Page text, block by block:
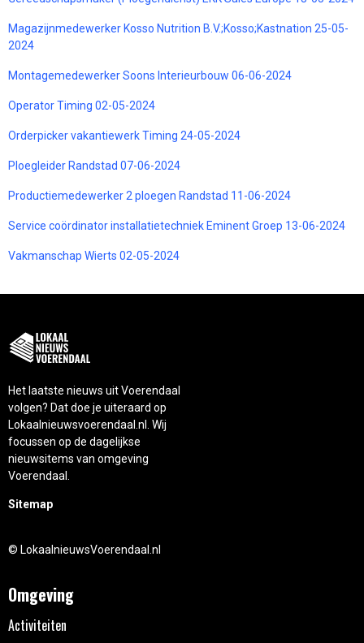
Magazijnmedewerker Kosso Nutrition B.V.;Kosso;Kastnation 25-05-
2024
Montagemedewerker Soons Interieurbouw 06-06-2024
Operator Timing 02-05-2024
Orderpicker vakantiewerk Timing 24-05-2024
Ploegleider Randstad 07-06-2024
Productiemedewerker 2 ploegen Randstad 11-06-2024
Service coördinator installatietechniek Eminent Groep 13-06-2024
Vakmanschap Wierts 02-05-2024
Het laatste nieuws uit Voerendaal
volgen? Dat doe je uiteraard op
Lokaalnieuwsvoerendaal.nl. Wij
focussen op de dagelijkse
nieuwsitems van omgeving
Voerendaal.
Sitemap
© LokaalnieuwsVoerendaal.nl
Omgeving
Activiteiten